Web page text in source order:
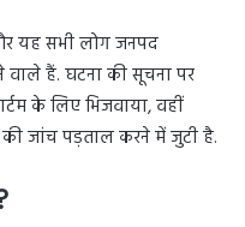
यह सभी लोग जनपद
हैं. घटना की सूचना पर
के लिए भिजवाया, वहीं
जांच पड़ताल करने में जुटी है.